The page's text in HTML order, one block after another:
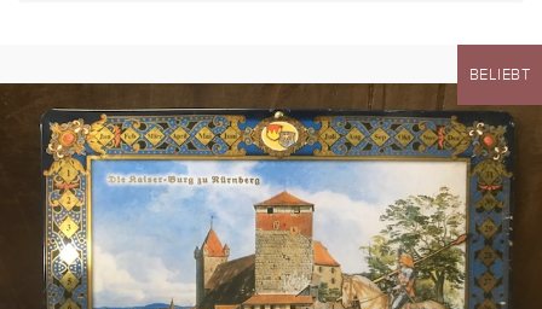
BELIEBT